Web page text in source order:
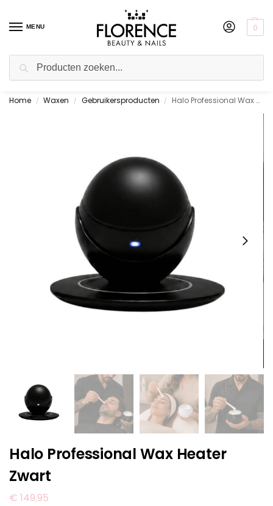
MENU 0
Gratis ophalen in de showroom
Home / Waxen / Gebruikersproducten / Halo Professional Wax Heater Zwart
Halo Professional Wax Heater
Zwart
€ 149,95